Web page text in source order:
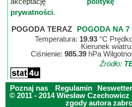
prywatności.
POGODA TERAZ
POGODA NA 7
Temperatura: 19.93°C
Kierunek
Ciśnienie: 985.39hPa
Źródło:
Poznaj nas Regulamin Neswetter
© 2011 - 2014 Wiesław
zgody autora